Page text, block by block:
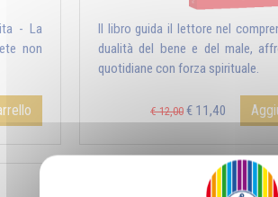
- La
non
Il libro guida il lettore nel
dualità del bene e del male,
quotidiane con forza spirituale.
€ 12,00 € 11,40
Natura umana e natura